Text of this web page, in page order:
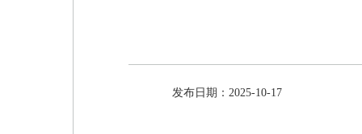
发布日期：2025-10-17